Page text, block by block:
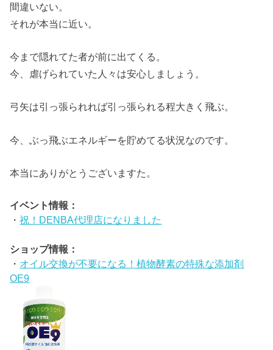
間違いない。
それが本当に近い。
今まで隠れてた者が前に出てくる。
今、虐げられていた人々は安心しましょう。
弓矢は引っ張られれば引っ張られる程大きく飛ぶ。
今、ぶっ飛ぶエネルギーを貯めてる状況なのです。
本当にありがとうございますた。
イベント情報：
・祝！DENBA代理店になりました
ショップ情報：
・ オイル交換が不要になる！植物酵素の特殊な添加剤
OE9